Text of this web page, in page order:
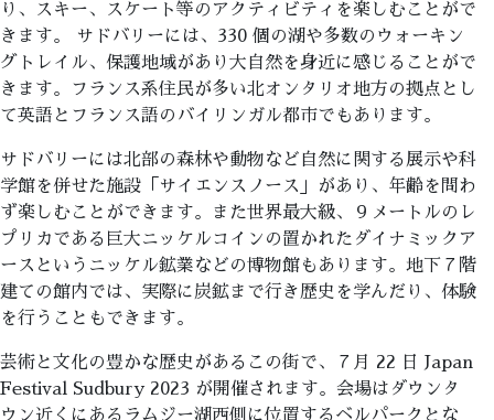
り、スキー、スケート等のアクティビティを楽しむことがで
きます。 サドバリーには、330 個の湖や多数のウォーキン
グトレイル、保護地域があり大自然を身近に感じることがで
きます。フランス系住民が多い北オンタリオ地方の拠点とし
て英語とフランス語のバイリンガル都市でもあります。
サドバリーには北部の森林や動物など自然に関する展示や科
学館を併せた施設「サイエンスノース」があり、年齢を問わ
ず楽しむことができます。また世界最大級、９メートルのレ
プリカである巨大ニッケルコインの置かれたダイナミックア
ースというニッケル鉱業などの博物館もあります。地下７階
建ての館内では、実際に炭鉱まで行き歴史を学んだり、体験
を行うこともできます。
芸術と文化の豊かな歴史があるこの街で、７月 22 日 Japan
Festival Sudbury 2023 が開催されます。会場はダウンタ
ウン近くにあるラムジー湖西側に位置するベルパークとな